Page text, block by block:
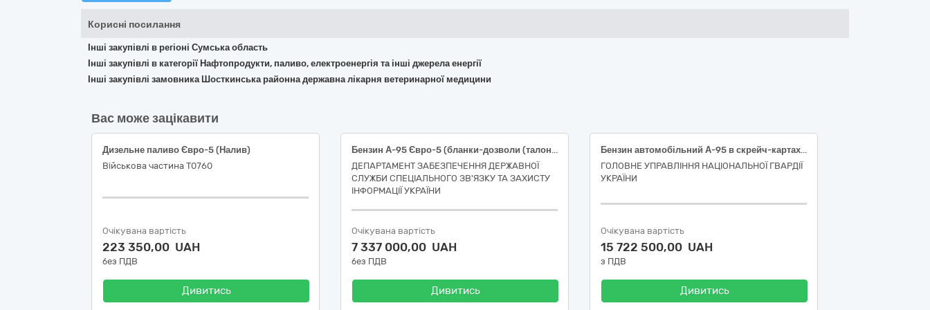
Корисні посилання
Інші закупівлі в регіоні Сумська область
Інші закупівлі в категорії Нафтопродукти, паливо, електроенергія та інші джерела енергії
Інші закупівлі замовника Шосткинська районна державна лікарня ветеринарної медицини
Вас може зацікавити
Дизельне паливо Євро-5 (Налив)
Військова частина Т0760
Очікувана вартість
223 350,00 UAH
без ПДВ
Дивитись
Бензин А-95 Євро-5 (бланки-дозволи (талони)
ДЕПАРТАМЕНТ ЗАБЕЗПЕЧЕННЯ ДЕРЖАВНОЇ
СЛУЖБИ СПЕЦІАЛЬНОГО ЗВ'ЯЗКУ ТА ЗАХИСТУ
ІНФОРМАЦІЇ УКРАЇНИ
Очікувана вартість
7 337 000,00 UAH
без ПДВ
Дивитись
Бензин автомобільний А-95 в скрейч-картах (паливних) – Євро-5 Е5(Е0)
ГОЛОВНЕ УПРАВЛІННЯ НАЦІОНАЛЬНОЇ ГВАРДІЇ
УКРАЇНИ
Очікувана вартість
15 722 500,00 UAH
з ПДВ
Дивитись